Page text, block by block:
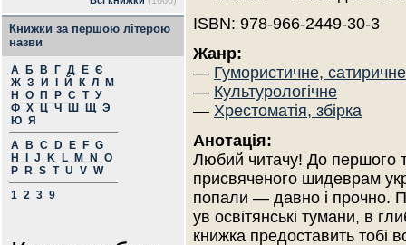
Книжки за першою літерою
назви
А Б В Г Д Е Є
Ж З И Й К Л
М
Н
О П Р С Т У
Ф Х Ц Ч Ш Щ Э
Ю Я
A
B C D E F G
H
J K L M N
O
P
R S T U V W
1 2 3 9
ISBN: 978-966-2449-30-3
Жанр:
— Гумористичне, сатиричне
— Культурологічне
— Хрестоматія, збірка
Анотація:
Любий читачу! До першого
присвяченого шидеврам
попали — давно і прочно.
ув освітянські тумани, в
книжка предоставить тобі